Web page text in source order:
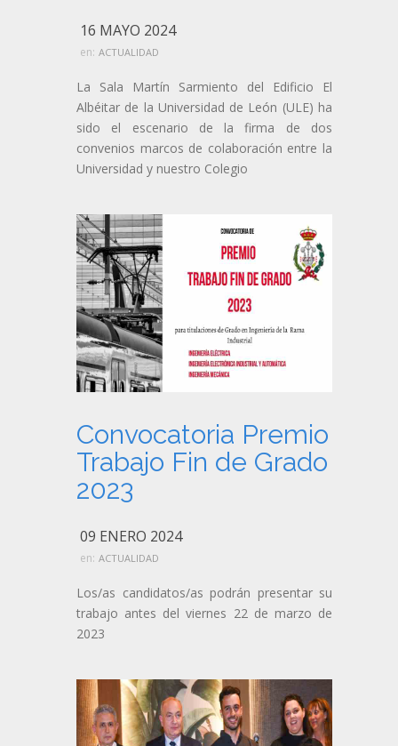
16 MAYO 2024
en: ACTUALIDAD
La Sala Martín Sarmiento del Edificio El
Albéitar de la Universidad de León (ULE) ha
sido el escenario de la firma de dos
convenios marcos de colaboración entre la
Universidad y nuestro Colegio
Convocatoria Premio
Trabajo Fin de Grado
2023
09 ENERO 2024
en: ACTUALIDAD
Los/as candidatos/as podrán presentar su
trabajo antes del viernes 22 de marzo de
2023